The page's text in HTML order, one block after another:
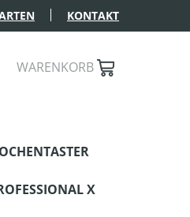
KONTAKT
WARENKORB
X